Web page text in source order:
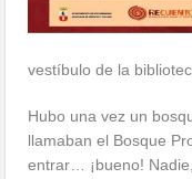
vestíbulo de la
Hubo una vez un
llamaban el Bosque
entrar… ¡bueno!